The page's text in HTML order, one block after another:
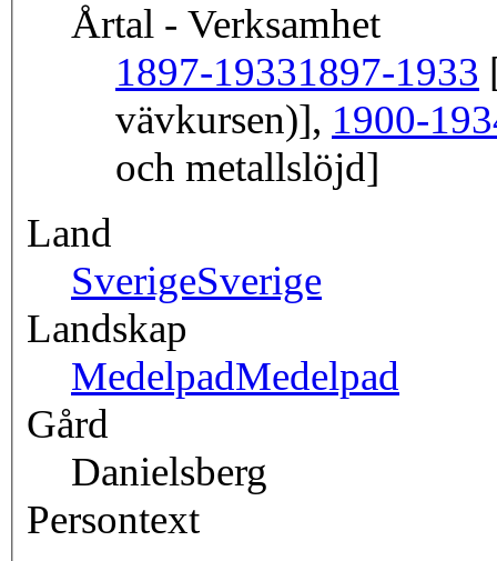
Årtal - Verksamhet
1897-19331897-1933
vävkursen)], 1900-
och metallslöjd]
Land
SverigeSverige
Landskap
MedelpadMedelpad
Gård
Danielsberg
Persontext